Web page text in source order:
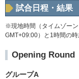
試合日程・結果
※現地時間（タイムゾー
GMT+09:00）と1時間の時
Opening Round
グループA